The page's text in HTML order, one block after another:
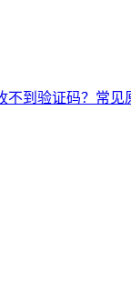
不到验证码？常